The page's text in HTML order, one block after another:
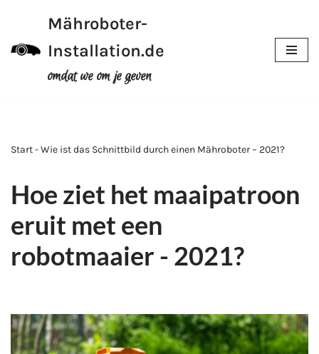
naar
Mähroboter-
Installation.de
omdat we om je geven
Start - Wie ist das Schnittbild durch einen Mähroboter – 2021?
Hoe ziet het maaipatroon
eruit met een
robotmaaier - 2021?